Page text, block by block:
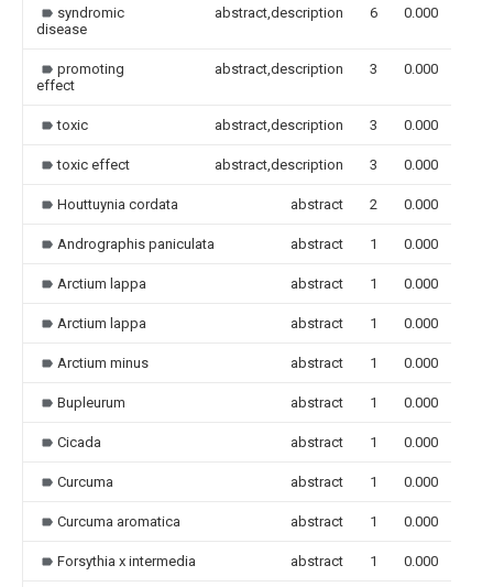
syndromic
disease
abstract,description 6 0.000
promoting
effect
abstract,description 3 0.000
toxic abstract,description 3 0.000
toxic effect abstract,description 3 0.000
Houttuynia cordata abstract 2 0.000
Andrographis paniculata abstract 1 0.000
Arctium lappa abstract 1 0.000
Arctium lappa abstract 1 0.000
Arctium minus abstract 1 0.000
Bupleurum abstract 1 0.000
Cicada abstract 1 0.000
Curcuma abstract 1 0.000
Curcuma aromatica abstract 1 0.000
Forsythia x intermedia abstract 1 0.000